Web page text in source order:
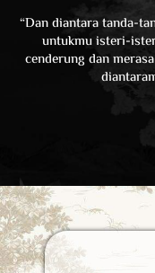
“Dan diantara tanda-
untukmu isteri-
cenderung dan